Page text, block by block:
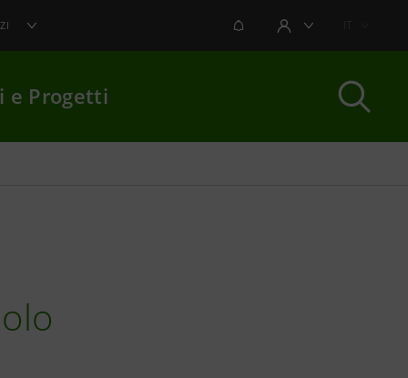
NOTIFICHEAREA UTENTE
e Progetti